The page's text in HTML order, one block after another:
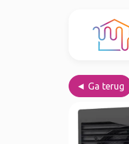
◄ Ga terug